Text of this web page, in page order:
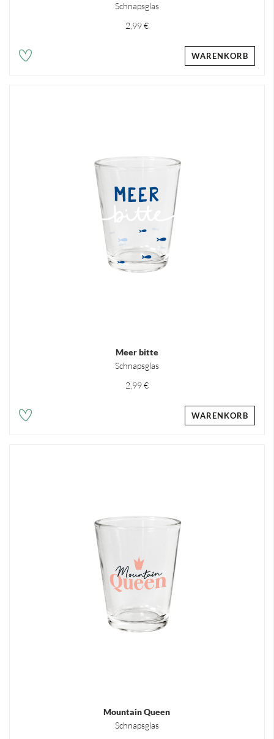
Schnapsglas
2,99 €
WARENKORB
Meer bitte
Schnapsglas
2,99 €
WARENKORB
Mountain Queen
Schnapsglas